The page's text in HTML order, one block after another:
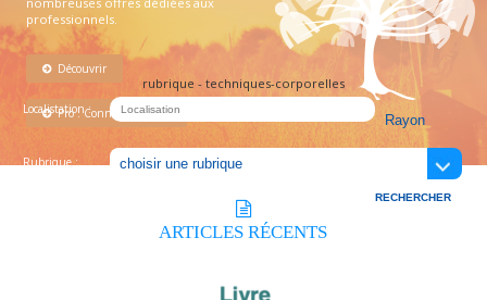
rubrique - techniques-corporelles
Localistation :
Rubrique :
professionnels.
Découvrir
Pro : Connectez-vous !
ARTICLES RÉCENTS